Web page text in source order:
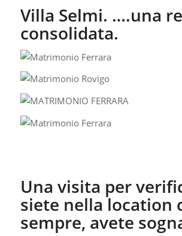
Villa Selmi. ….una
consolidata.
Una visita per
siete nella location
sempre, avete